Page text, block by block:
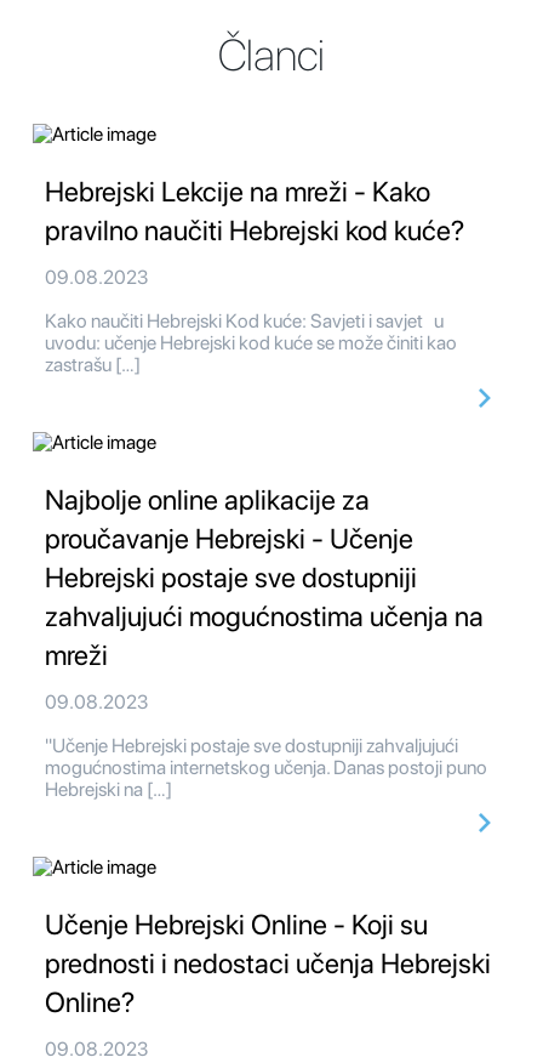
Članci
Hebrejski Lekcije na mreži - Kako
pravilno naučiti Hebrejski kod kuće?
09.08.2023
Kako naučiti Hebrejski Kod kuće: Savjeti i savjet u
uvodu: učenje Hebrejski kod kuće se može činiti kao
zastrašu […]
Najbolje online aplikacije za
proučavanje Hebrejski - Učenje
Hebrejski postaje sve dostupniji
zahvaljujući mogućnostima učenja na
mreži
09.08.2023
"Učenje Hebrejski postaje sve dostupniji zahvaljujući
mogućnostima internetskog učenja. Danas postoji puno
Hebrejski na […]
Učenje Hebrejski Online - Koji su
prednosti i nedostaci učenja Hebrejski
Online?
09.08.2023